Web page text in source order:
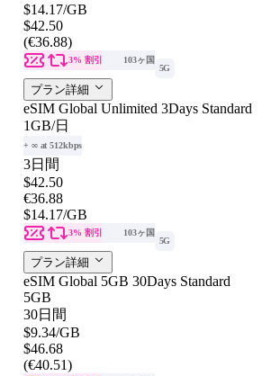
$14.17/GB
$42.50
(€36.88)
3% 割引
103ヶ国
5G
プラン詳細
eSIM Global Unlimited 3Days Standard
1GB/日
+ ∞ at 512kbps
3日間
$42.50
€36.88
$14.17/GB
3% 割引
103ヶ国
5G
プラン詳細
eSIM Global 5GB 30Days Standard
5GB
30日間
$9.34/GB
$46.68
(€40.51)